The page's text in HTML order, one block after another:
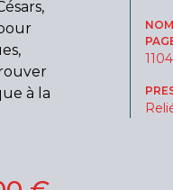
à la
1104